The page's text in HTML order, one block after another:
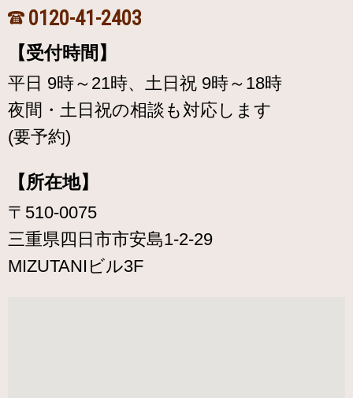
0120-41-2403
【受付時間】
平日 9時～21時、土日祝 9時～18時
夜間・土日祝の相談も対応します
(要予約)
【所在地】
〒510-0075
三重県四日市市安島1-2-29
MIZUTANIビル3F